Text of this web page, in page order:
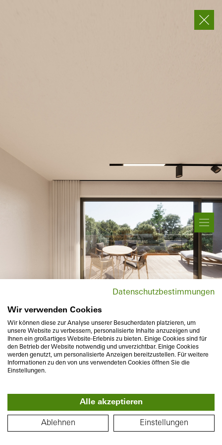
PŮDORYS
Pohyb & Zoom
Produktové informace
Datenschutzbestimmungen
Wir verwenden Cookies
Wir können diese zur Analyse unserer Besucherdaten platzieren, um
unsere Website zu verbessern, personalisierte Inhalte anzuzeigen und
Ihnen ein großartiges Website-Erlebnis zu bieten. Einige Cookies sind für
den Betrieb der Website notwendig und unverzichtbar. Einige Cookies
werden genutzt, um personalisierte Anzeigen bereitzustellen. Für weitere
Informationen zu den von uns verwendeten Cookies öffnen Sie die
Einstellungen.
Alle akzeptieren
Ablehnen Einstellungen